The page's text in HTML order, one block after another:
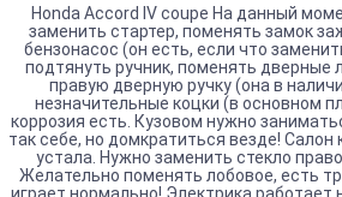
Honda Accord IV coupe На данный
заменить стартер, поменять замок
бензонасос (он есть, если что
подтянуть ручник, поменять дверные
правую дверную ручку (она в
незначительные коцки (в основном
коррозия есть. Кузовом нужно
так себе, но домкратиться везде!
устала. Нужно заменить стекло
Желательно поменять лобовое, есть
играет нормально! Электрика